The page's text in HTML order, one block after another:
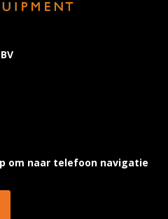
om naar telefoon navigatie